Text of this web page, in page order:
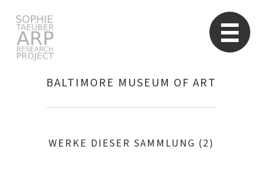
Suchen
BALTIMORE MUSEUM OF ART
WERKE DIESER SAMMLUNG (2)